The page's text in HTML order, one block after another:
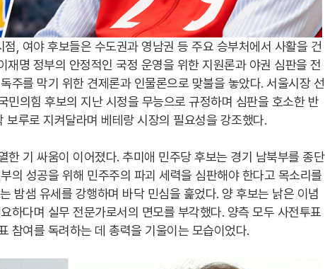
, 여야 후보들은 수도권과 영남권 등 주요 승부처에서 사활을 건
재명 정부의 안정적인 국정 운영을 위한 지원론과 야권 심판을 전
주를 막기 위한 견제론과 인물론으로 맞불을 놓았다. 서울시장 선
민의힘 후보의 지난 시정을 무능으로 규정하며 심판을 호소한 반
루로 지켜달라며 베테랑 시장의 필요성을 강조했다.
한 기 싸움이 이어졌다. 추미애 민주당 후보는 경기 남북부를 종단
의 성공을 위해 민주주의 파괴 세력을 심판해야 한다고 목소리를
밤샘 유세를 강행하며 바닥 민심을 훑었다. 양 후보는 낡은 이념
하다며 실무 전문가로서의 면모를 부각했다. 양측 모두 사전투표
참여를 독려하는 데 총력을 기울이는 모습이었다.